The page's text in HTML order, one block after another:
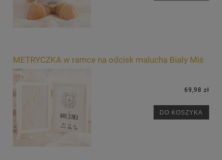
METRYCZKA w ramce na odcisk malucha Biały Miś
69,98 zł
DO KOSZYKA